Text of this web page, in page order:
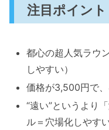
注目ポイント
都心の超人気ラウ
しやすい）
価格が3,500円で
“遠い”というより
ル＝穴場化しやす